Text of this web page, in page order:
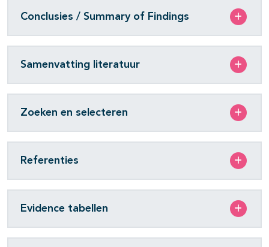
Conclusies / Summary of Findings
Samenvatting literatuur
Zoeken en selecteren
Referenties
Evidence tabellen